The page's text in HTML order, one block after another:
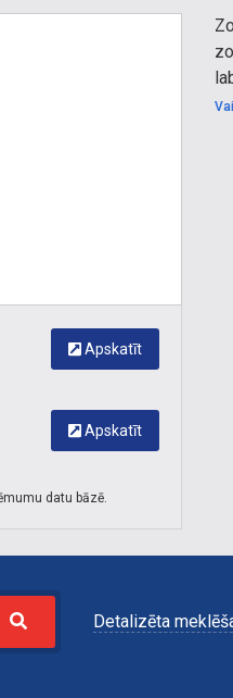
Apskatīt
Apskatīt
datu bāzē.
Detalizēta